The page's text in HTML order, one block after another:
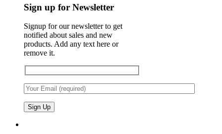
Sign up for Newsletter
Signup for our newsletter to get
notified about sales and new
products. Add any text here or
remove it.